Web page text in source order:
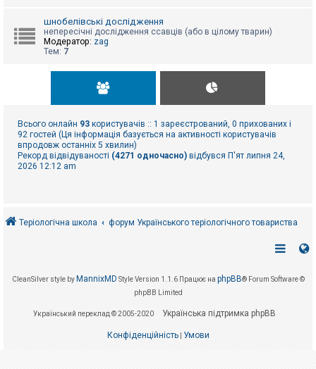
шнобелівські дослідження
непересічні дослідження ссавців (або в цілому тварин)
Модератор: zag
Тем: 7
Всього онлайн 93 користувачів :: 1 зареєстрований, 0 прихованих і
92 гостей (Ця інформація базується на активності користувачів
впродовж останніх 5 хвилин)
Рекорд відвідуваності (4271 одночасно) відбувся П'ят липня 24,
2026 12:12 am
Теріологічна школа форум Українського теріологічного товариства
CleanSilver style by MannixMD Style Version 1.1.6 Працює на phpBB® Forum Software ©
phpBB Limited
Український переклад © 2005-2020 Українська підтримка phpBB
Конфіденційність| Умови